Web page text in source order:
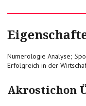
Numerologie Analyse;
Erfolgreich in der
Akrostichon